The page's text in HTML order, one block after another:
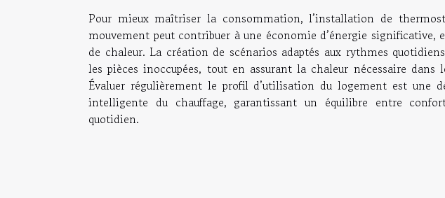
Pour mieux maîtriser la consommation, l’installation de
mouvement peut contribuer à une économie d’énergie
de chaleur. La création de scénarios adaptés aux rythmes
les pièces inoccupées, tout en assurant la chaleur nécessaire dans
Évaluer régulièrement le profil d’utilisation du logement est une
intelligente du chauffage, garantissant un équilibre entre
quotidien.